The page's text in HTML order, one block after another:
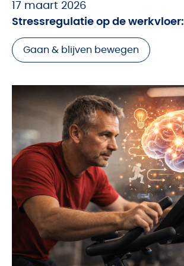
17 maart 2026
Stressregulatie op de werkvloer:
Gaan & blijven bewegen